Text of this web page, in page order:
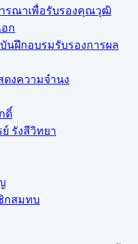
รณาเพื่อรับรองคุณวุฒิ
ก
นฝึกอบรมรับรองการผล
ดงความจำนง
ดิ์
รังสีวิทยา
กสมทบ